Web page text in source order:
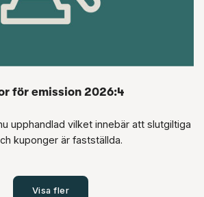
för emission 2026:4
upphandlad vilket innebär att slutgiltiga
kuponger är fastställda.
Visa fler